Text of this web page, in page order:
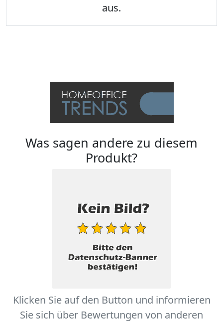
aus.
Was sagen andere zu diesem
Produkt?
Klicken Sie auf den Button und informieren
Sie sich über Bewertungen von anderen